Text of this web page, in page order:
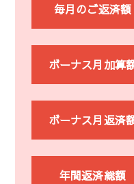
毎月のご返済額
ボーナス月加算
ボーナス月返済
年間返済総額